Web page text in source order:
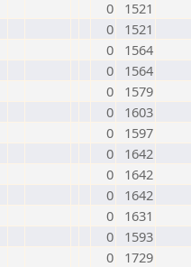
0
1521
0
1521
0
1564
0
1564
0
1579
0
1603
0
1597
0
1642
0
1642
0
1642
0
1631
0
1593
0
1729